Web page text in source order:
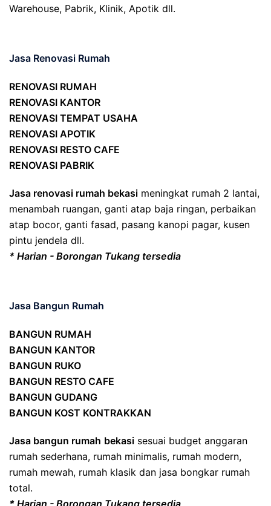
Warehouse, Pabrik, Klinik, Apotik dll.
Jasa Renovasi Rumah
RENOVASI RUMAH
RENOVASI KANTOR
RENOVASI TEMPAT USAHA
RENOVASI APOTIK
RENOVASI RESTO CAFE
RENOVASI PABRIK
Jasa renovasi rumah bekasi meningkat rumah 2 lantai,
menambah ruangan, ganti atap baja ringan, perbaikan
atap bocor, ganti fasad, pasang kanopi pagar, kusen
pintu jendela dll.
* Harian - Borongan Tukang tersedia
Jasa Bangun Rumah
BANGUN RUMAH
BANGUN KANTOR
BANGUN RUKO
BANGUN RESTO CAFE
BANGUN GUDANG
BANGUN KOST KONTRAKKAN
Jasa bangun rumah bekasi sesuai budget anggaran
rumah sederhana, rumah minimalis, rumah modern,
rumah mewah, rumah klasik dan jasa bongkar rumah
total.